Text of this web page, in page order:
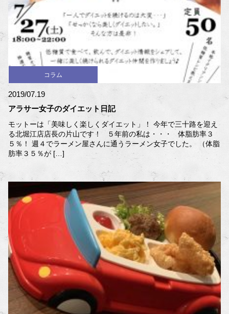
コラム
2019/07.19
アラサー女子のダイエット日記
モットーは「美味しく楽しくダイエット」！ 今年で三十路を迎え
る北堀江店店長の片山です！ ５年前の私は・・・ 体脂肪率３
５％！ 週４でラーメン屋さんに通うラーメン女子でした。 （体脂
肪率３５％が […]